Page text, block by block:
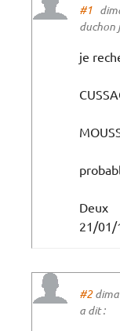
#1
duchon
je
21/01/
#2
a dit :